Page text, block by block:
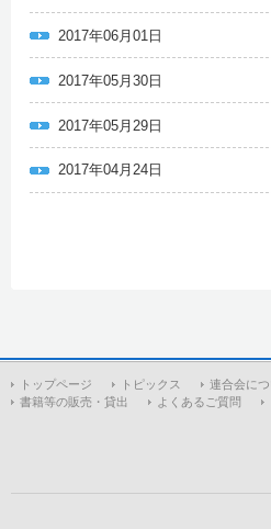
2017年06月01日
2017年05月30日
2017年05月29日
2017年04月24日
トップページ トピックス 連合会に
書籍等の販売・貸出
よくあるご質問